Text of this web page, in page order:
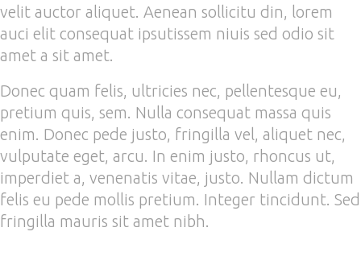
velit auctor aliquet. Aenean sollicitu din, lorem
auci elit consequat ipsutissem niuis sed odio sit
amet a sit amet.
Donec quam felis, ultricies nec, pellentesque eu,
pretium quis, sem. Nulla consequat massa quis
enim. Donec pede justo, fringilla vel, aliquet nec,
vulputate eget, arcu. In enim justo, rhoncus ut,
imperdiet a, venenatis vitae, justo. Nullam dictum
felis eu pede mollis pretium. Integer tincidunt. Sed
fringilla mauris sit amet nibh.